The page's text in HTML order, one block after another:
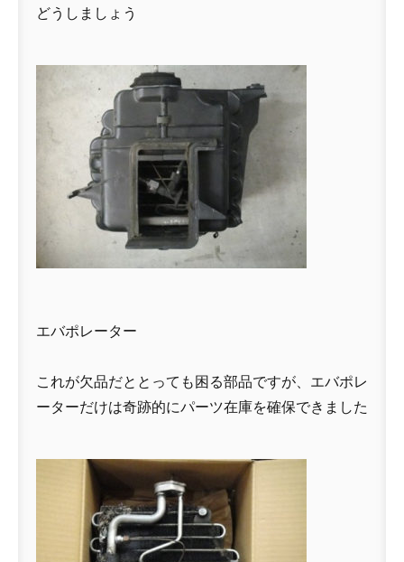
どうしましょう
エバポレーター
これが欠品だととっても困る部品ですが、エバポレ
ーターだけは奇跡的にパーツ在庫を確保できました